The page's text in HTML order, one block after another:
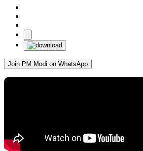
Join PM Modi on WhatsApp